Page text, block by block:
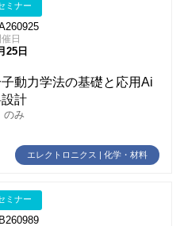
ミナー
日
25日
動力学法の基礎と応用Ai
計
のみ
エレクトロニクス | 化学・材料
ミナー